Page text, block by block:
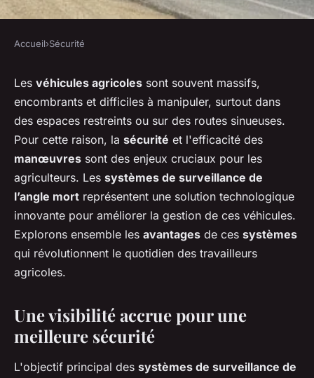
Quels sont les avantages des
systèmes de surveillance de
l'angle mort pour les véhicules
agricoles?
28 mai 2024
Accueil›Sécurité
Les véhicules agricoles sont souvent massifs,
encombrants et difficiles à manipuler, surtout dans
des espaces restreints ou sur des routes sinueuses.
Pour cette raison, la sécurité et l'efficacité des
manœuvres sont des enjeux cruciaux pour les
agriculteurs. Les systèmes de surveillance de
l’angle mort représentent une solution technologique
innovante pour améliorer la gestion de ces véhicules.
Explorons ensemble les avantages de ces systèmes
qui révolutionnent le quotidien des travailleurs
agricoles.
Une visibilité accrue pour une
meilleure sécurité
L'objectif principal des systèmes de surveillance de